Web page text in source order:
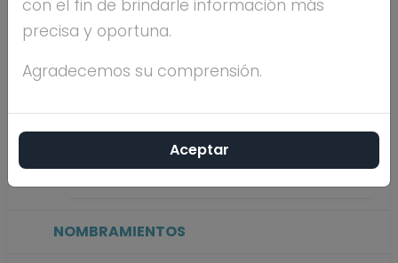
Máximo nivel de
Antigüedad
académica en la
34 años
NOMBRAMIENTOS
con el fin de brindarle información más
precisa y oportuna.
Agradecemos su comprensión.
Aceptar